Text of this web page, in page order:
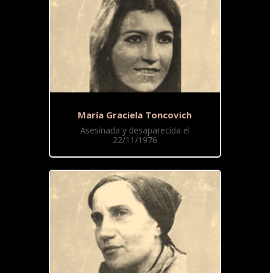
María Graciela Toncovich
Asesinada y desaparecida el
22/11/1976